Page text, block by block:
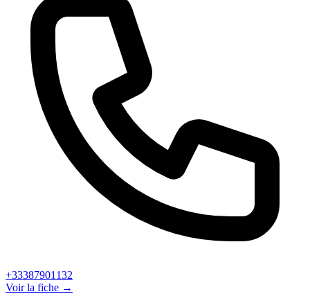
+33387901132
Voir la fiche →